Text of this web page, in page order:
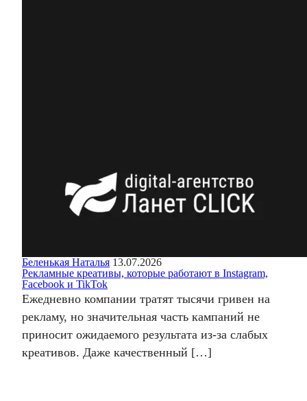
Беленькая Наталья 13.07.2026
Рекламные креативы, которые работают в Instagram,
Facebook и TikTok
Ежедневно компании тратят тысячи гривен на
рекламу, но значительная часть кампаний не
приносит ожидаемого результата из-за слабых
креативов. Даже качественный […]